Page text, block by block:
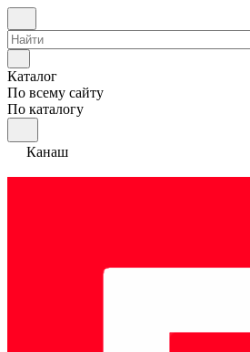
Каталог
По всему сайту
По каталогу
Канаш